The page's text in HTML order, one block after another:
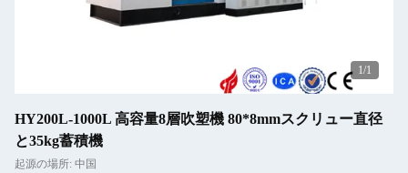
1/1
HY200L-1000L 高容量8層吹塑機 80*8mmスクリュー直径
と35kg蓄積機
起源の場所: 中国